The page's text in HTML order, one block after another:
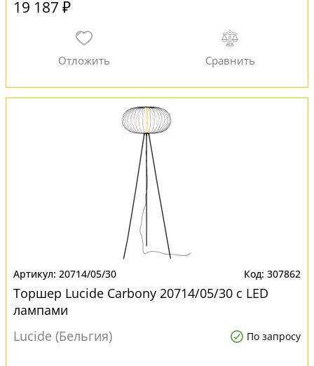
19 187 ₽
20714/05/30 307862
Торшер Lucide Carbony 20714/05/30 с LED
лампами
Lucide (Бельгия)
По запросу